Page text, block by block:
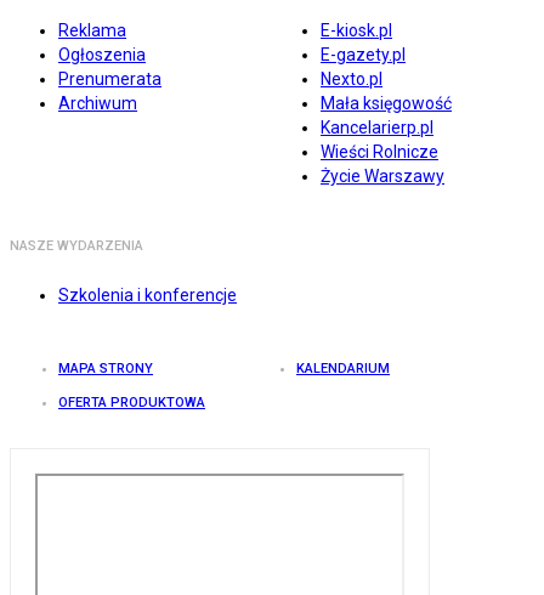
Reklama
Ogłoszenia
Prenumerata
Archiwum
E-kiosk.pl
E-gazety.pl
Nexto.pl
Mała księgowość
Kancelarierp.pl
Wieści Rolnicze
Życie Warszawy
NASZE WYDARZENIA
Szkolenia i konferencje
MAPA STRONY KALENDARIUM
OFERTA PRODUKTOWA